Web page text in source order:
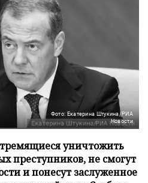
Фото: Екатерина Штукина/РИА
Новости
уничтожить
преступников, не смогут
и понесут заслуженное